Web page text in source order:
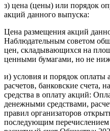
з) цена (цены) или порядок
акций данного выпуска:
Цена размещения акций
Наблюдательным советом
цен, складывающихся на
ценными бумагами, но не
и) условия и порядок оплаты
расчетов, банковские счета,
средства в оплату акций:
денежными средствами,
правил организаторов
последующим